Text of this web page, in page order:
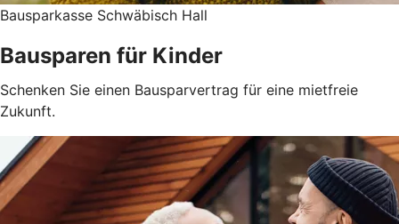
Bausparkasse Schwäbisch Hall
Bausparen für Kinder
Schenken Sie einen Bausparvertrag für eine mietfreie
Zukunft.